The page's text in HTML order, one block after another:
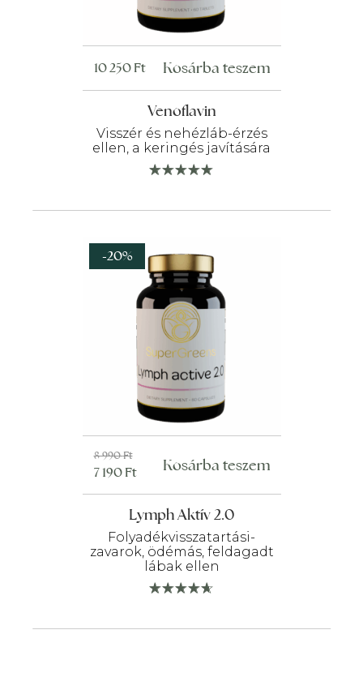
Venoflavin
Visszér és nehézláb-érzés
ellen, a keringés javítására
10 250Ft Kosárba teszem
-20%
Lymph Aktív 2.0
Folyadékvisszatartási-
zavarok, ödémás, feldagadt
lábak ellen
8 990Ft
Original
price
was:
990 Ft.
7 190Ft
Current
price
is:
190 Ft.
Kosárba teszem